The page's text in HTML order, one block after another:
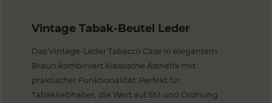
Vintage Tabak-Beutel Leder
Das Vintage-Leder Tabacco Case in elegantem
Braun kombiniert klassische Ästhetik mit
praktischer Funktionalität. Perfekt für
Tabakliebhaber, die Wert auf Stil und Ordnung